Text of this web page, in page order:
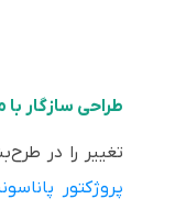
طراحی سازگار
تغییر را در
پروژکتور